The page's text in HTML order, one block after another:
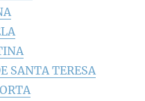
SANTA TERESA